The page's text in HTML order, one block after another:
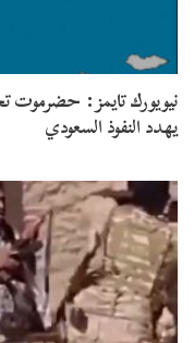
نيويورك تايمز: حضرموت
يهدد النفوذ السعودي